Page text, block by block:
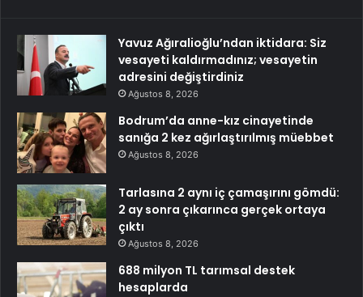
Yavuz Ağıralioğlu’ndan iktidara: Siz
vesayeti kaldırmadınız; vesayetin
adresini değiştirdiniz
Ağustos 8, 2026
Bodrum’da anne-kız cinayetinde
sanığa 2 kez ağırlaştırılmış müebbet
Ağustos 8, 2026
Tarlasına 2 aynı iç çamaşırını gömdü:
2 ay sonra çıkarınca gerçek ortaya
çıktı
Ağustos 8, 2026
688 milyon TL tarımsal destek
hesaplarda